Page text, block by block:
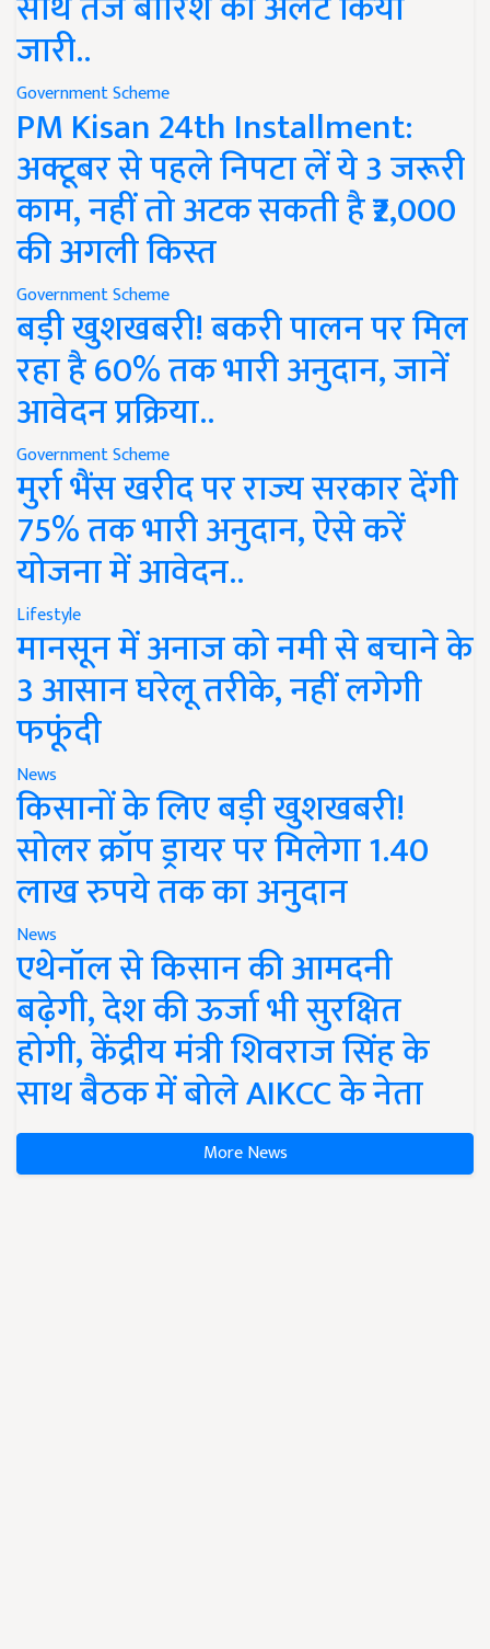
जारी..
Government Scheme
PM Kisan 24th Installment:
अक्टूबर से पहले निपटा लें ये 3 जरूरी
काम, नहीं तो अटक सकती है ₹2,000
की अगली किस्त
Government Scheme
बड़ी खुशखबरी! बकरी पालन पर मिल
रहा है 60% तक भारी अनुदान, जानें
आवेदन प्रक्रिया..
Government Scheme
मुर्रा भैंस खरीद पर राज्य सरकार देंगी
75% तक भारी अनुदान, ऐसे करें
योजना में आवेदन..
Lifestyle
मानसून में अनाज को नमी से बचाने के
3 आसान घरेलू तरीके, नहीं लगेगी
फफूंदी
News
किसानों के लिए बड़ी खुशखबरी!
सोलर क्रॉप ड्रायर पर मिलेगा 1.40
लाख रुपये तक का अनुदान
News
एथेनॉल से किसान की आमदनी
बढ़ेगी, देश की ऊर्जा भी सुरक्षित
होगी, केंद्रीय मंत्री शिवराज सिंह के
साथ बैठक में बोले AIKCC के नेता
More News